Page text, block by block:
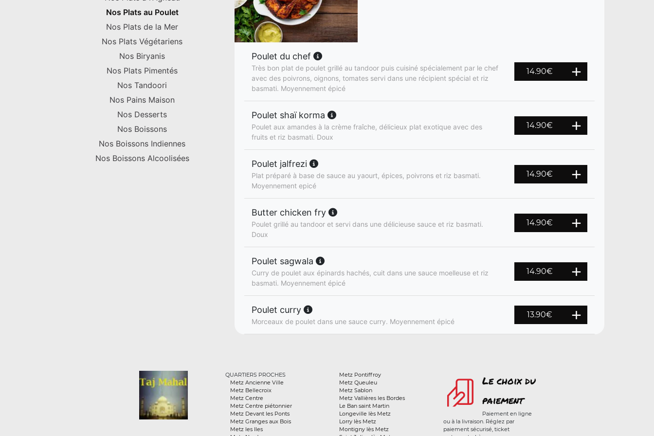
Nos Plats au Poulet
Nos Plats de la Mer
Nos Plats Végétariens
Nos Biryanis
Nos Plats Pimentés
Nos Tandoori
Nos Pains Maison
Nos Desserts
Nos Boissons
Nos Boissons Indiennes
Nos Boissons Alcoolisées
Poulet du chef
Très bon plat de poulet grillé au tandoor puis cuisiné spécialement par le chef
avec des poivrons, oignons, tomates servi dans une récipient spécial et riz
basmati. Moyennement épicé
14.90€
Poulet shaï korma
Poulet aux amandes à la crème fraîche, délicieux plat exotique avec des
fruits et riz basmati. Doux
14.90€
Poulet jalfrezi
Plat préparé à base de sauce au yaourt, épices, poivrons et riz basmati.
Moyennement epicé
14.90€
Butter chicken fry
Poulet grillé au tandoor et servi dans une délicieuse sauce et riz basmati.
Doux
14.90€
Poulet sagwala
Curry de poulet aux épinards hachés, cuit dans une sauce moelleuse et riz
basmati. Moyennement épicé
14.90€
Poulet curry
Morceaux de poulet dans une sauce curry. Moyennement épicé
13.90€
QUARTIERS PROCHES
Metz Ancienne Ville
Metz Bellecroix
Metz Centre
Metz Centre piétonnier
Metz Devant les Ponts
Metz Granges aux Bois
Metz les Iles
Metz Pontiffroy
Metz Queuleu
Metz Sablon
Metz Vallières les Bordes
Le Ban saint Martin
Longeville lès Metz
Lorry lès Metz
Montigny lès Metz
Le choix du
paiement
Paiement en ligne
ou à la livraison. Réglez par
paiement sécurisé, ticket